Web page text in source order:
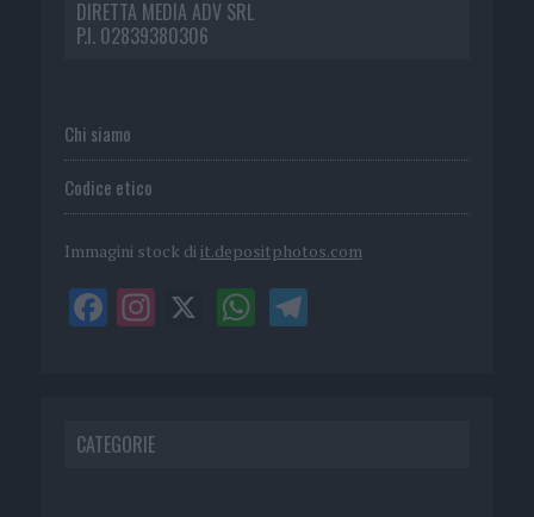
DIRETTA MEDIA ADV SRL
P.I. 02839380306
Chi siamo
Codice etico
Immagini stock di it.depositphotos.com
CATEGORIE